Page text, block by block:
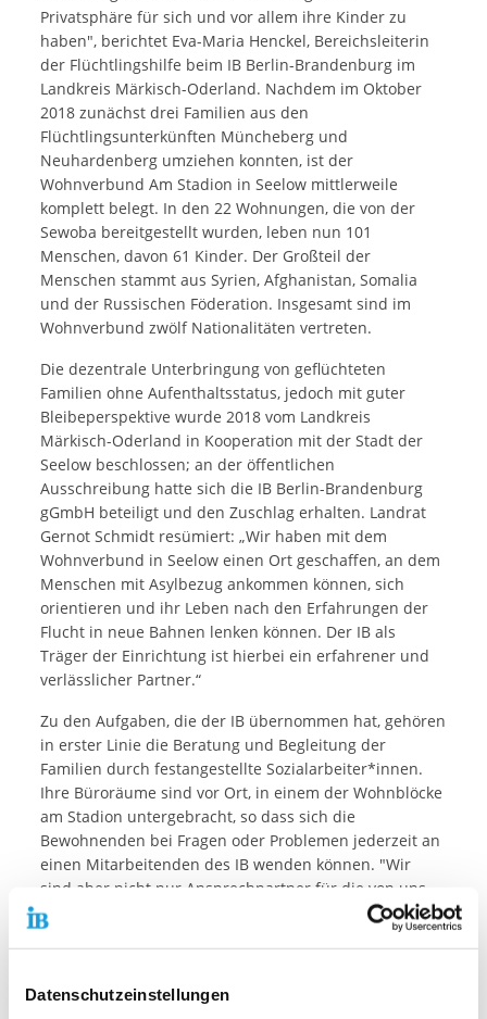
Datenschutzeinstellungen
Privatsphäre für sich und vor allem ihre Kinder zu
haben", berichtet Eva-Maria Henckel, Bereichsleiterin
der Flüchtlingshilfe beim IB Berlin-Brandenburg im
Landkreis Märkisch-Oderland. Nachdem im Oktober
2018 zunächst drei Familien aus den
Flüchtlingsunterkünften Müncheberg und
Neuhardenberg umziehen konnten, ist der
Wohnverbund Am Stadion in Seelow mittlerweile
komplett belegt. In den 22 Wohnungen, die von der
Sewoba bereitgestellt wurden, leben nun 101
Menschen, davon 61 Kinder. Der Großteil der
Menschen stammt aus Syrien, Afghanistan, Somalia
und der Russischen Föderation. Insgesamt sind im
Wohnverbund zwölf Nationalitäten vertreten.
Die dezentrale Unterbringung von geflüchteten
Familien ohne Aufenthaltsstatus, jedoch mit guter
Bleibeperspektive wurde 2018 vom Landkreis
Märkisch-Oderland in Kooperation mit der Stadt der
Seelow beschlossen; an der öffentlichen
Ausschreibung hatte sich die IB Berlin-Brandenburg
gGmbH beteiligt und den Zuschlag erhalten. Landrat
Gernot Schmidt resümiert: „Wir haben mit dem
Wohnverbund in Seelow einen Ort geschaffen, an dem
Menschen mit Asylbezug ankommen können, sich
orientieren und ihr Leben nach den Erfahrungen der
Flucht in neue Bahnen lenken können. Der IB als
Träger der Einrichtung ist hierbei ein erfahrener und
verlässlicher Partner.“
Zu den Aufgaben, die der IB übernommen hat, gehören
in erster Linie die Beratung und Begleitung der
Familien durch festangestellte Sozialarbeiter*innen.
Ihre Büroräume sind vor Ort, in einem der Wohnblöcke
am Stadion untergebracht, so dass sich die
Bewohnenden bei Fragen oder Problemen jederzeit an
einen Mitarbeitenden des IB wenden können. "Wir
sind aber nicht nur Ansprechpartner für die von uns
betreuten Familien", erklärt Eva-Maria Henckel. "Auch
die anderen Mieterinnen und Mieter kommen auf uns
außerhalb der regulären Sprechzeiten der IB-